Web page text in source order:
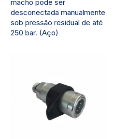
macho pode ser
desconectada manualmente
sob pressão residual de até
250 bar. (Aço)